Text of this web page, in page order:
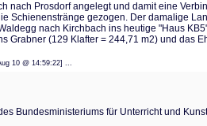
nach Prosdorf angelegt und damit eine
Schienenstränge gezogen. Der damalige
nach Kirchbach ins heutige "Haus
Grabner (129 Klafter = 244,71 m2) und das
Aug 10 @ 14:59:22] ...
Bundesministeriums für Unterricht und